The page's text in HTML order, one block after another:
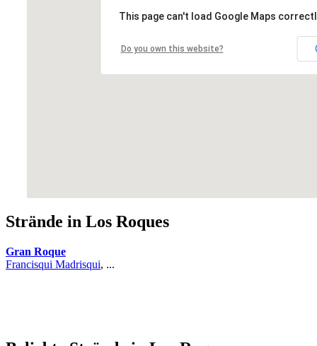
This page can't load Google Maps
Do you own this website?
Strände in Los Roques
Gran Roque
Francisqui Madrisqui, ...